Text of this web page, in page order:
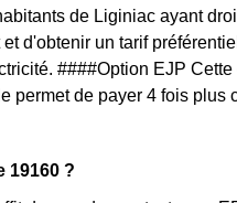
de Liginiac ayant
d'obtenir un tarif
####Option EJP
de payer 4 fois plus
19160 ?